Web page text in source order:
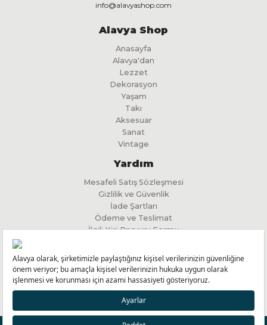
info@alavyashop.com
Alavya Shop
Anasayfa
Alavya'dan
Lezzet
Dekorasyon
Yaşam
Takı
Aksesuar
Sanat
Vintage
Yardım
Mesafeli Satış Sözleşmesi
Gizlilik ve Güvenlik
İade Şartları
Ödeme ve Teslimat
İlgili Kişi Başvuru Formu
Yeniliklerimizden Haberdar Olmak için